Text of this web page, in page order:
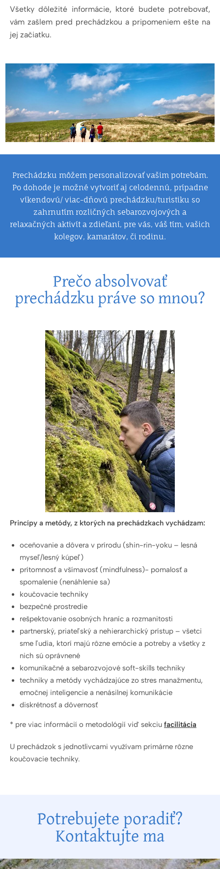
Všetky dôležité informácie, ktoré budete potrebovať,
vám zašlem pred prechádzkou a pripomeniem ešte na
jej začiatku.
Prechádzku môžem personalizovať vašim potrebám.
Po dohode je možné vytvoriť aj celodennú, prípadne
víkendovú/ viac-dňovú prechádzku/turistiku so
zahrnutím rozličných sebarozvojových a
relaxačných aktivít a zdieľaní, pre vás, váš tím, vašich
kolegov, kamarátov, či rodinu.
Prečo absolvovať
prechádzku práve so mnou?
Princípy a metódy, z ktorých na prechádzkach vychádzam:
oceňovanie a dôvera v prírodu (shin-rin-yoku – lesná
myseľ/lesný kúpeľ)
prítomnosť a všímavosť (mindfulness)- pomalosť a
spomalenie (nenáhlenie sa)
koučovacie techniky
bezpečné prostredie
rešpektovanie osobných hraníc a rozmanitosti
partnerský, priateľský a nehierarchický prístup – všetci
sme ľudia, ktorí majú rôzne emócie a potreby a všetky z
nich sú oprávnené
komunikačné a sebarozvojové soft-skills techniky
techniky a metódy vychádzajúce zo stres manažmentu,
emočnej inteligencie a nenásilnej komunikácie
diskrétnosť a dôvernosť
* pre viac informácií o metodológií viď sekciu facilitácia
U prechádzok s jednotlivcami využívam primárne rôzne
koučovacie techniky.
Potrebujete poradiť?
Kontaktujte ma